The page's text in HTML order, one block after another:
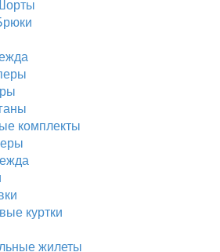
комплекты
куртки
жилеты